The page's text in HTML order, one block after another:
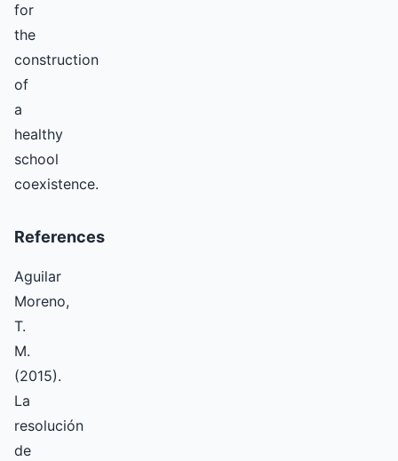
for
the
construction
of
a
healthy
school
coexistence.
References
Aguilar
Moreno,
T.
M.
(2015).
La
resolución
de